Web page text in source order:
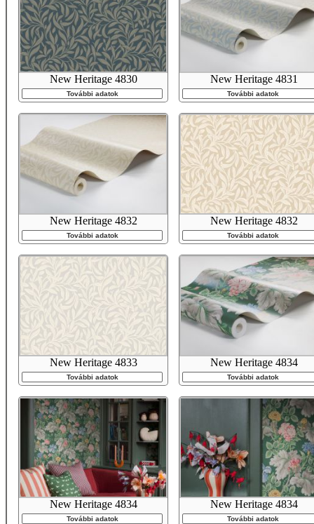
New Heritage 4830
További adatok
New Heritage 4831
További adatok
New Heritage 4832
További adatok
New Heritage 4832
További adatok
New Heritage 4833
További adatok
New Heritage 4834
További adatok
New Heritage 4834
További adatok
New Heritage 4834
További adatok